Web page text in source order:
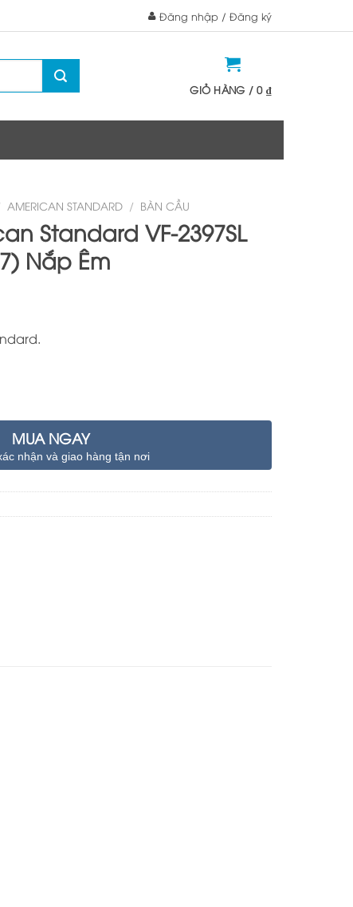
Đăng nhập / Đăng ký
GIỎ HÀNG /0 ₫
AMERICAN STANDARD / BÀN CẦU
Standard VF-2397SL
Nắp Êm
MUA NGAY
nhận và giao hàng tận nơi